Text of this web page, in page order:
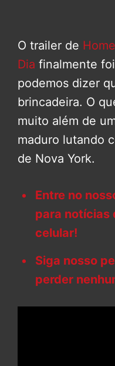
O trailer de
Dia finalmente
podemos dizer
brincadeira. O
muito além de
maduro lutando
de Nova York.
Entre no
para notícias
celular!
Siga nosso
perder